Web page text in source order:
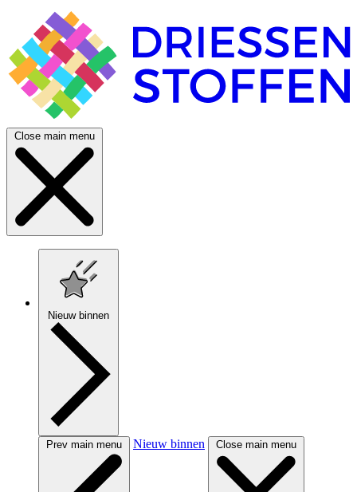
Close main menu
Nieuw binnen
Prev main menu Nieuw binnen Close main menu